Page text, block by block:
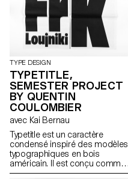
TYPE DESIGN
TYPETITLE,
SEMESTER PROJECT
BY QUENTIN
COULOMBIER
avec Kai Bernau
Typetitle est un caractère
condensé inspiré des modèles
typographiques en bois
américain. Il est conçu comme
caractère de titre de journal.